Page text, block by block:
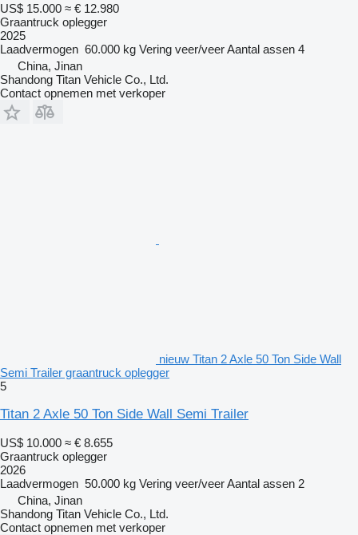
US$ 15.000 ≈ € 12.980
Graantruck oplegger
2025
Laadvermogen 60.000 kg Vering veer/veerAantal assen 4
China, Jinan
Shandong Titan Vehicle Co., Ltd.
Contact opnemen met verkoper
nieuw Titan 2 Axle 50 Ton Side Wall
Semi Trailer graantruck oplegger
5
Titan 2 Axle 50 Ton Side Wall Semi Trailer
US$ 10.000 ≈ € 8.655
Graantruck oplegger
2026
Laadvermogen 50.000 kg Vering veer/veerAantal assen 2
China, Jinan
Shandong Titan Vehicle Co., Ltd.
Contact opnemen met verkoper